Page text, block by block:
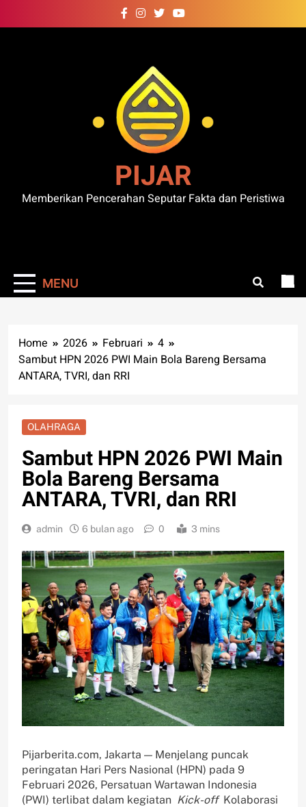
to
PIJAR
Memberikan Pencerahan Seputar Fakta dan Peristiwa
MENU
Home 2026 Februari
4
Sambut HPN 2026 PWI Main Bola Bareng Bersama
ANTARA, TVRI, dan RRI
OLAHRAGA
Sambut HPN 2026 PWI Main
Bola Bareng Bersama
ANTARA, TVRI, dan RRI
admin 6 bulan ago 0 3 mins
Pijarberita.com, Jakarta — Menjelang puncak
peringatan Hari Pers Nasional (HPN) pada 9
Februari 2026, Persatuan Wartawan Indonesia
(PWI) terlibat dalam kegiatan Kick-offKolaborasi